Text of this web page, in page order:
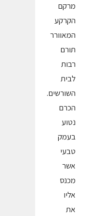
מרקם
הקרקע
המאוורר
תורם
רבות
לבית
השורשים.
הכרם
נטוע
בעמק
טבעי
אשר
מכנס
אליו
את